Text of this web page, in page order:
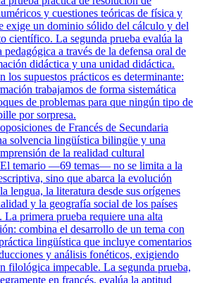
y cuestiones teóricas de física y
exige un dominio sólido del cálculo y del
científico. La segunda prueba evalúa la
pedagógica a través de la defensa oral de
didáctica y una unidad didáctica.
los supuestos prácticos es determinante:
trabajamos de forma sistemática
de problemas para que ningún tipo de
por sorpresa.
de Francés de Secundaria
solvencia lingüística bilingüe y una
de la realidad cultural
temario —69 temas— no se limita a la
sino que abarca la evolución
lengua, la literatura desde sus orígenes
y la geografía social de los países
La primera prueba requiere una alta
combina el desarrollo de un tema con
lingüística que incluye comentarios
y análisis fonéticos, exigiendo
filológica impecable. La segunda prueba,
en francés, evalúa la aptitud